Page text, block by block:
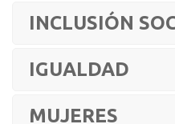
INCLUSIÓN
IGUALDAD
MUJERES